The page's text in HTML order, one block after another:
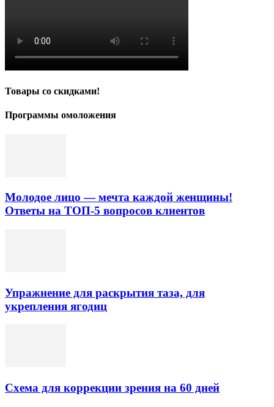
Товары со скидками!
Программы омоложения
Молодое лицо — мечта каждой женщины!
Ответы на ТОП-5 вопросов клиентов
Упражнение для раскрытия таза, для
укрепления ягодиц
Схема для коррекции зрения на 60 дней